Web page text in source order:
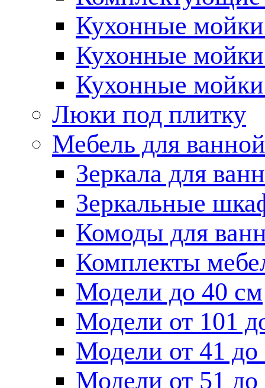
Кухонные мойки
Кухонные
Кухонные
Люки под плитку
Мебель для
Зеркала для
Зеркальные
Комоды для
Комплекты
Модели до 40 см
Модели от 101
Модели от 41 до
Модели от 51 до